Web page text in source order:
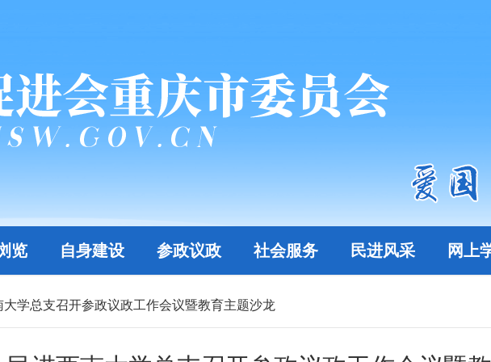
览 自身建设 参政议政 社会服务 民进风采 网上
大学总支召开参政议政工作会议暨教育主题沙龙